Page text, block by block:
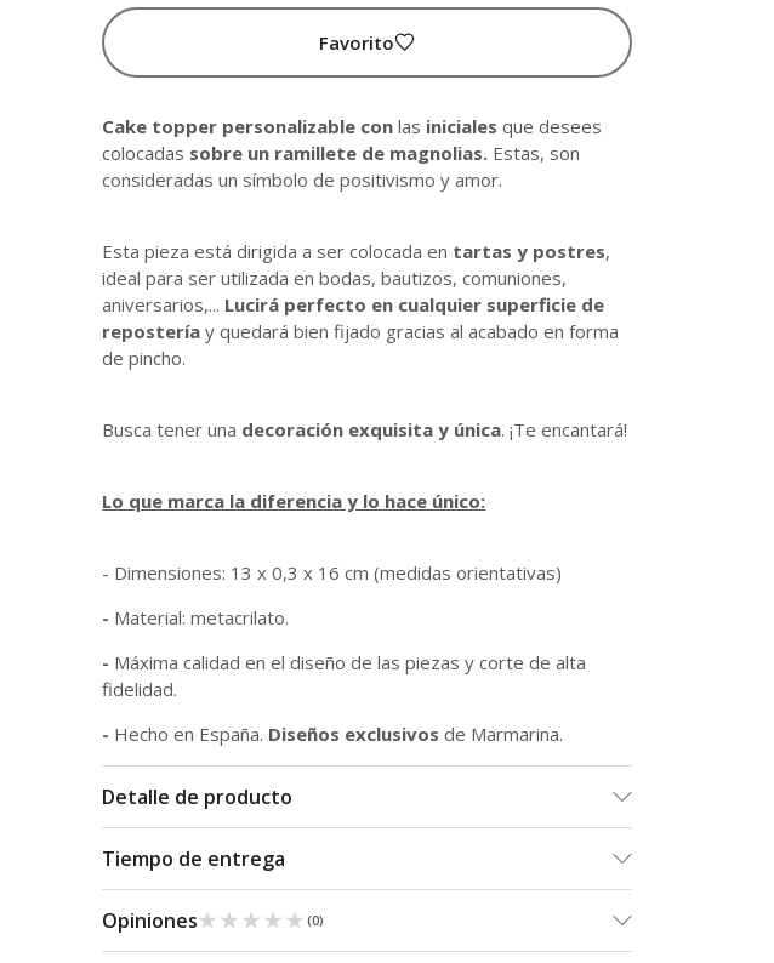
Favorito
Cake topper personalizable conlas iniciales que desees
colocadas sobre un ramillete de magnolias. Estas, son
consideradas un símbolo de positivismo y amor.
Esta pieza está dirigida a ser colocada en tartas y postres,
ideal para ser utilizada en bodas, bautizos, comuniones,
aniversarios,... Lucirá perfecto en cualquier superficie de
repostería y quedará bien fijado gracias al acabado en forma
de pincho.
Busca tener una decoración exquisita y única. ¡Te encantará!
Lo que marca la diferencia y lo hace único:
- Dimensiones: 13 x 0,3 x 16 cm (medidas orientativas)
- Material: metacrilato.
- Máxima calidad en el diseño de las piezas y corte de alta
fidelidad.
- Hecho en España. Diseños exclusivos de Marmarina.
Detalle de producto
Tiempo de entrega
Opiniones★★★★★
★★★★★(0)